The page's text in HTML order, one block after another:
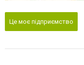
Це моє підприємство